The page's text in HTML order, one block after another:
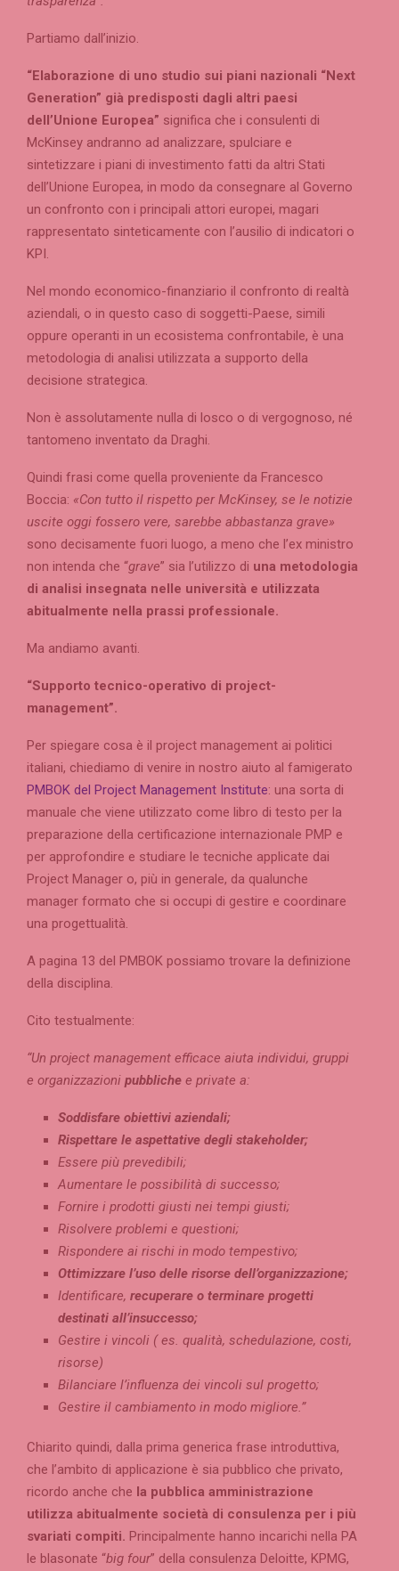
Partiamo dall’inizio.
“Elaborazione di uno studio sui piani nazionali “Next
Generation” già predisposti dagli altri paesi
dell’Unione Europea” significa che i consulenti di
McKinsey andranno ad analizzare, spulciare e
sintetizzare i piani di investimento fatti da altri Stati
dell’Unione Europea, in modo da consegnare al Governo
un confronto con i principali attori europei, magari
rappresentato sinteticamente con l’ausilio di indicatori o
KPI.
Nel mondo economico-finanziario il confronto di realtà
aziendali, o in questo caso di soggetti-Paese, simili
oppure operanti in un ecosistema confrontabile, è una
metodologia di analisi utilizzata a supporto della
decisione strategica.
Non è assolutamente nulla di losco o di vergognoso, né
tantomeno inventato da Draghi.
Quindi frasi come quella proveniente da Francesco
Boccia: «Con tutto il rispetto per McKinsey, se le notizie
uscite oggi fossero vere, sarebbe abbastanza grave»
sono decisamente fuori luogo, a meno che l’ex ministro
non intenda che “grave” sia l’utilizzo di una metodologia
di analisi insegnata nelle università e utilizzata
abitualmente nella prassi professionale.
Ma andiamo avanti.
“Supporto tecnico-operativo di project-
management”.
Per spiegare cosa è il project management ai politici
italiani, chiediamo di venire in nostro aiuto al famigerato
PMBOK del Project Management Institute: una sorta di
manuale che viene utilizzato come libro di testo per la
preparazione della certificazione internazionale PMP e
per approfondire e studiare le tecniche applicate dai
Project Manager o, più in generale, da qualunche
manager formato che si occupi di gestire e coordinare
una progettualità.
A pagina 13 del PMBOK possiamo trovare la definizione
della disciplina.
Cito testualmente:
“Un project management efficace aiuta individui, gruppi
e organizzazioni pubbliche e private a:
Soddisfare obiettivi aziendali;
Rispettare le aspettative degli stakeholder;
Essere più prevedibili;
Aumentare le possibilità di successo;
Fornire i prodotti giusti nei tempi giusti;
Risolvere problemi e questioni;
Rispondere ai rischi in modo tempestivo;
Ottimizzare l’uso delle risorse dell’organizzazione;
Identificare, recuperare o terminare progetti
destinati all’insuccesso;
Gestire i vincoli ( es. qualità, schedulazione, costi,
risorse)
Bilanciare l’influenza dei vincoli sul progetto;
Gestire il cambiamento in modo migliore.”
Chiarito quindi, dalla prima generica frase introduttiva,
che l’ambito di applicazione è sia pubblico che privato,
ricordo anche che la pubblica amministrazione
utilizza abitualmente società di consulenza per i più
svariati compiti. Principalmente hanno incarichi nella PA
le blasonate “big four” della consulenza Deloitte, KPMG,